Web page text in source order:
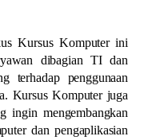
Kursus Komputer ini
dibagian TI dan
terhadap penggunaan
Kursus Komputer juga
ingin mengembangkan
dan pengaplikasian